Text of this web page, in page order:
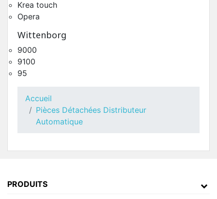
Krea touch
Opera
Wittenborg
9000
9100
95
Accueil
Pièces Détachées Distributeur
Automatique
PRODUITS